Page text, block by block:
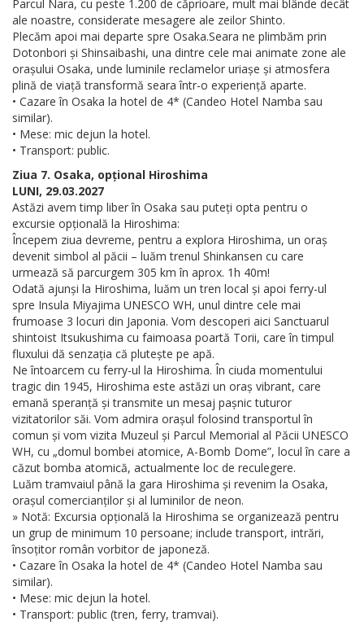
Parcul Nara, cu peste 1.200 de căprioare, mult mai blânde decât
ale noastre, considerate mesagere ale zeilor Shinto.
Plecăm apoi mai departe spre Osaka.Seara ne plimbăm prin
Dotonbori și Shinsaibashi, una dintre cele mai animate zone ale
orașului Osaka, unde luminile reclamelor uriașe și atmosfera
plină de viață transformă seara într-o experiență aparte.
• Cazare în Osaka la hotel de 4* (Candeo Hotel Namba sau
similar).
• Mese: mic dejun la hotel.
• Transport: public.
Ziua 7. Osaka, opțional Hiroshima
LUNI, 29.03.2027
Astăzi avem timp liber în Osaka sau puteți opta pentru o
excursie opțională la Hiroshima:
Începem ziua devreme, pentru a explora Hiroshima, un oraș
devenit simbol al păcii – luăm trenul Shinkansen cu care
urmează să parcurgem 305 km în aprox. 1h 40m!
Odată ajunși la Hiroshima, luăm un tren local și apoi ferry-ul
spre Insula Miyajima UNESCO WH, unul dintre cele mai
frumoase 3 locuri din Japonia. Vom descoperi aici Sanctuarul
shintoist Itsukushima cu faimoasa poartă Torii, care în timpul
fluxului dă senzația că plutește pe apă.
Ne întoarcem cu ferry-ul la Hiroshima. În ciuda momentului
tragic din 1945, Hiroshima este astăzi un oraș vibrant, care
emană speranță și transmite un mesaj pașnic tuturor
vizitatorilor săi. Vom admira orașul folosind transportul în
comun și vom vizita Muzeul și Parcul Memorial al Păcii UNESCO
WH, cu „domul bombei atomice, A-Bomb Dome”, locul în care a
căzut bomba atomică, actualmente loc de reculegere.
Luăm tramvaiul până la gara Hiroshima și revenim la Osaka,
orașul comercianților și al luminilor de neon.
» Notă: Excursia opțională la Hiroshima se organizează pentru
un grup de minimum 10 persoane; include transport, intrări,
însoțitor român vorbitor de japoneză.
• Cazare în Osaka la hotel de 4* (Candeo Hotel Namba sau
similar).
• Mese: mic dejun la hotel.
• Transport: public (tren, ferry, tramvai).